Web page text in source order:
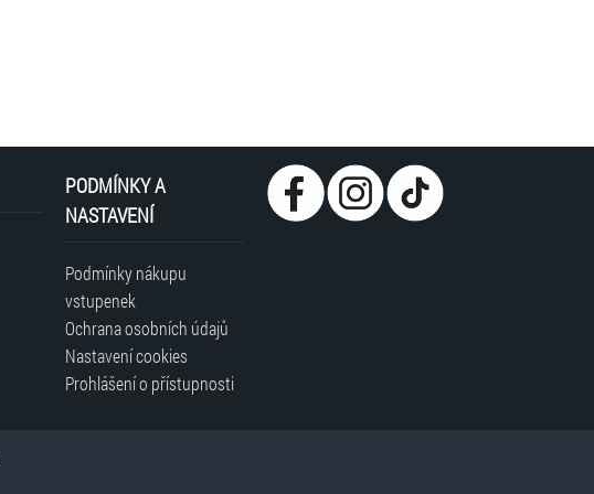
PODMÍNKY A
NASTAVENÍ
Podmínky nákupu
vstupenek
Ochrana osobních údajů
Nastavení cookies
Prohlášení o přístupnosti